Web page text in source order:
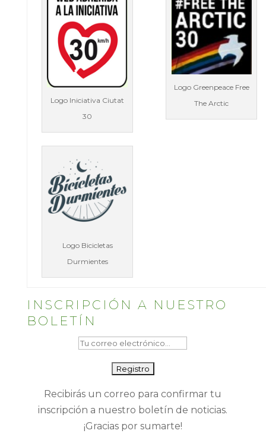
Logo Iniciativa Ciutat
30
Logo Greenpeace Free
The Arctic
Logo Bicicletas
Durmientes
INSCRIPCIÓN A NUESTRO
BOLETÍN
Recibirás un correo para confirmar tu
inscripción a nuestro boletín de noticias.
¡Gracias por sumarte!